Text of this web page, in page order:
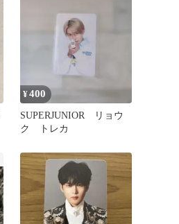
¥400
SUPERJUNIOR リョウ
ク トレカ